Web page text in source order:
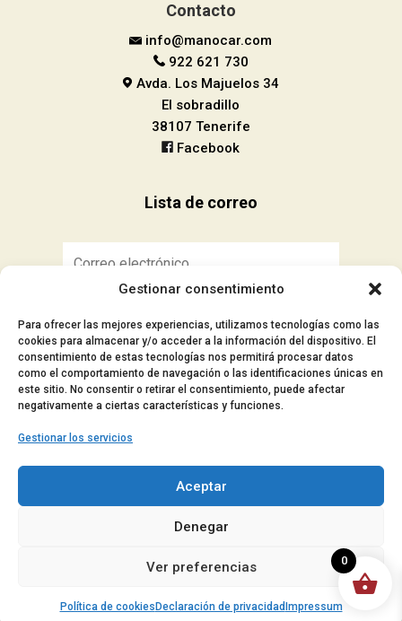
Gestionar consentimiento
Para ofrecer las mejores experiencias, utilizamos tecnologías como las
cookies para almacenar y/o acceder a la información del dispositivo. El
consentimiento de estas tecnologías nos permitirá procesar datos
como el comportamiento de navegación o las identificaciones únicas en
este sitio. No consentir o retirar el consentimiento, puede afectar
negativamente a ciertas características y funciones.
Gestionar los servicios
Aceptar
Denegar
Ver preferencias
Política de cookies Declaración de privacidad Impressum
Contacto
info@manocar.com
922 621 730
Avda. Los Majuelos 34
El sobradillo
38107 Tenerife
Facebook
Lista de correo
■ Aviso Legal
■ Accesibilidad
reservados.
0